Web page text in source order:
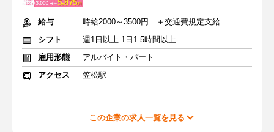
給与
時給2000～3500円 ＋交通費規定支給
シフト
週1日以上 1日1.5時間以上
雇用形態
アルバイト・パート
アクセス
笠松駅
この企業の求人一覧を見る